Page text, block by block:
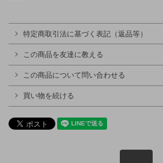
特定商取引法に基づく表記（返品等）
この商品を友達に教える
この商品について問い合わせる
買い物を続ける